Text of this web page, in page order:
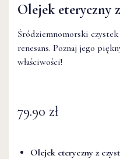
Olejek eteryczny
Śródziemnomorski
renesans. Poznaj jego
właściwości!
79.90 zł
Olejek eteryczny z